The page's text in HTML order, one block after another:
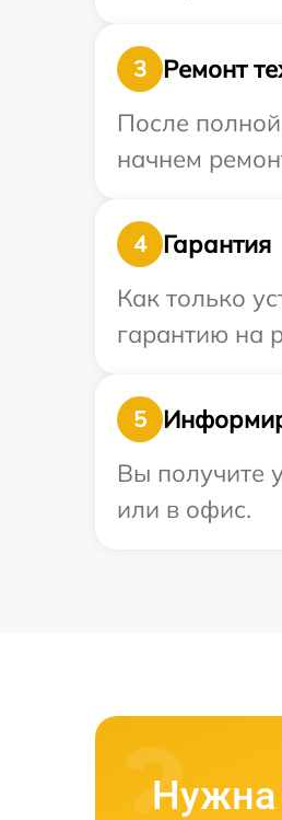
3
Ремонт
После
начнем
4
Гарантия
Как только
гарантию на
5
Вы получите
или в офис.
Нужна